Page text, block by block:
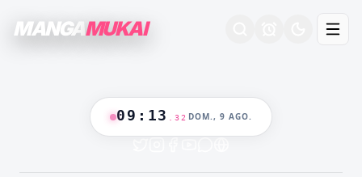
MANGA MUKAI
09 : 13 .33 DOM., 9 AGO.